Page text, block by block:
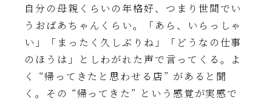
自分の母親くらいの年格好、つまり世間でい
うおばあちゃんくらい。「あら、いらっしゃ
い」「まったく久しぶりね」「どうなの仕事
のほうは」としわがれた声で言ってくる。よ
く “帰ってきたと思わせる店” があると聞
く。その “帰ってきた” という感覚が実感で